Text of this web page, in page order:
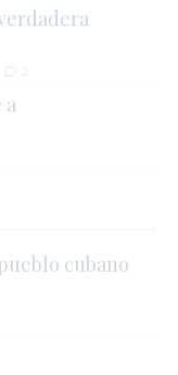
a
cubano